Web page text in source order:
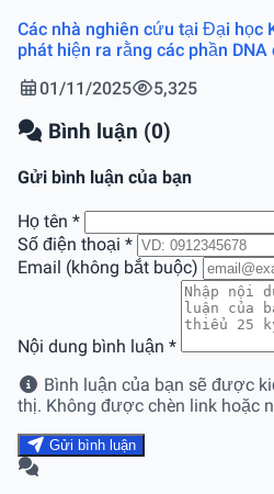
Các nhà nghiên cứu tại Đại học
phát hiện ra rằng các phần DNA
01/11/2025
5,325
Bình luận (0)
Gửi bình luận của bạn
Họ tên *
Số điện thoại *
Email (không bắt buộc)
Nội dung bình luận *
Bình luận của bạn sẽ được
thị. Không được chèn link hoặc
Gửi bình luận